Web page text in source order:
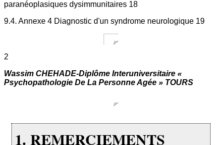
paranéoplasiques dysimmunitaires 18
9.4. Annexe 4 Diagnostic d'un syndrome neurologique 19
2
Wassim CHEHADE-Diplôme Interuniversitaire «
Psychopathologie De La Personne Agée » TOURS
1. REMERCIEMENTS